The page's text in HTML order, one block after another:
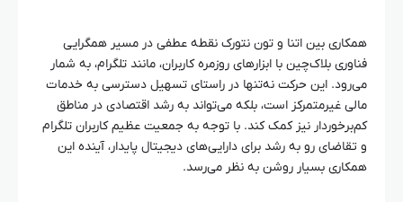
همکاری بین اتنا و تون نتورک نقطه عطفی در مسیر همگرایی
فناوری بلاک‌چین با ابزارهای روزمره کاربران، مانند تلگرام، به شمار
می‌رود. این حرکت نه‌تنها در راستای تسهیل دسترسی به خدمات
مالی غیرمتمرکز است، بلکه می‌تواند به رشد اقتصادی در مناطق
کم‌برخوردار نیز کمک کند. با توجه به جمعیت عظیم کاربران تلگرام
و تقاضای رو به رشد برای دارایی‌های دیجیتال پایدار، آینده این
همکاری بسیار روشن به نظر می‌رسد.